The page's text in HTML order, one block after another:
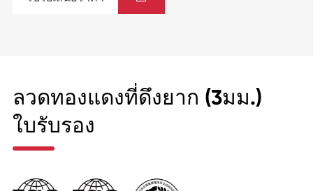
ลวดทองแดงที่ดึงยาก (3มม.)
ใบรับรอง